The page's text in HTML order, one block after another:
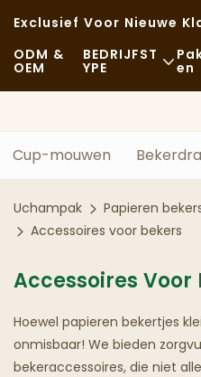
Exclusief Voor Nieuwe
ODM &
OEM
BEDRIJFST
YPE
Cafés En Koffiehuizen
Buffet
Foodtrucks
Bakkerij
En
Vervoer
Cup-mouwen
Uchampak
Papieren
Accessoires voor bekers
Accessoires Voor
Hoewel papieren bekertjes
onmisbaar! We bieden
bekeraccessoires, die niet